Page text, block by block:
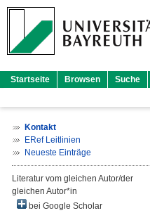
Startseite Browsen Suche
Kontakt
ERef Leitlinien
Neueste Einträge
Literatur vom gleichen Autor/der
gleichen Autor*in
bei Google Scholar